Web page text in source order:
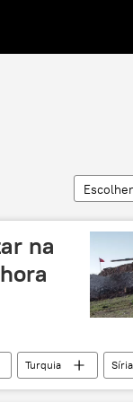
na
Turquia
Síria
Erdogan